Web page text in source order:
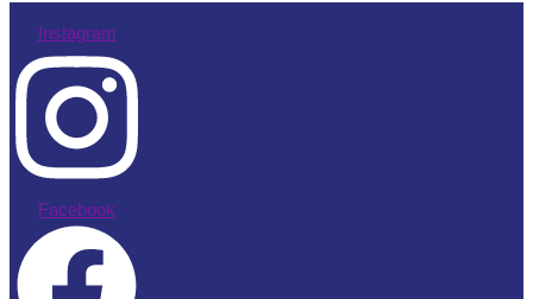
Instagram
Facebook